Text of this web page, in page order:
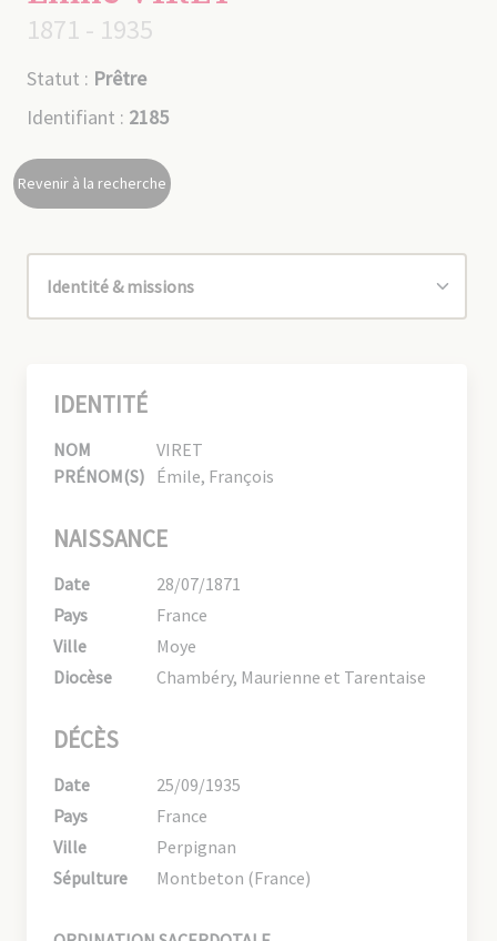
1871 - 1935
Statut : Prêtre
Identifiant : 2185
Revenir à la recherche
IDENTITÉ
NOM
VIRET
PRÉNOM(S) Émile, François
NAISSANCE
Date
28/07/1871
Pays
France
Ville
Moye
Diocèse
Chambéry, Maurienne et Tarentaise
DÉCÈS
Date
25/09/1935
Pays
France
Ville
Perpignan
Sépulture
Montbeton (France)